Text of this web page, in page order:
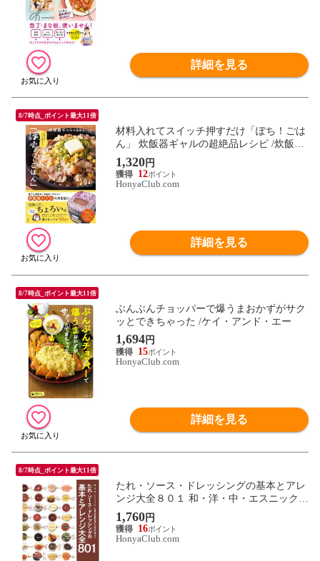
詳細を見る
8/7時点_ポイント最大11倍
材料入れてスイッチ押すだけ「ぽち！ごは
ん」 炊飯器ギャルの超絶品レシピ /炊飯器
ギャル
1,320円
12
HonyaClub.com
詳細を見る
8/7時点_ポイント最大11倍
ぶんぶんチョッパーで爆うまおかずがサク
ッとできちゃった /ケイ・アンド・エー
1,694円
15
HonyaClub.com
詳細を見る
8/7時点_ポイント最大11倍
たれ・ソース・ドレッシングの基本とアレ
ンジ大全８０１ 和・洋・中・エスニックｅ
ｔｃ．定番の家庭料理からお店の味まで
1,760円
16
HonyaClub.com